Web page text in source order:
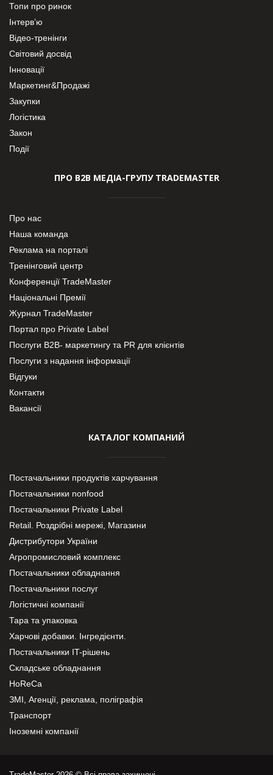
Топи про ринок
Інтерв’ю
Відео-тренінги
Світовий досвід
Інновації
Маркетинг&Продажі
Закупки
Логістика
Закон
Події
ПРО В2В МЕДІА-ГРУПУ TRADEMASTER
Про нас
Наша команда
Реклама на порталі
Тренінговий центр
Конференції TradeMaster
Національні Премії
Журнал TradeMaster
Портал про Private Label
Послуги В2В- маркетингу та PR для клієнтів
Послуги з надання інформації
Відгуки
Контакти
Вакансії
КАТАЛОГ КОМПАНИЙ
Постачальники продуктів харчування
Постачальники nonfood
Постачальники Private Label
Retail. Роздрібні мережі, Магазини
Дистрибутори України
Агропромисловий комплекс
Постачальники обладнання
Постачальники послуг
Логістичні компанії
Тара та упаковка
Харчові добавки. Інгредієнти.
Постачальники IT-рішень
Складське обладнання
HoReCa
ЗМІ, Агенції, реклама, поліграфія
Транспорт
Іноземні компанії